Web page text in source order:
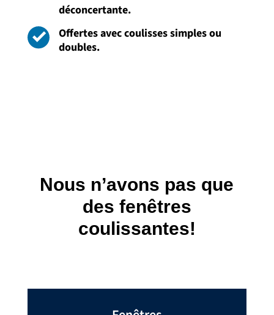
déconcertante.
Offertes avec coulisses simples ou
doubles.
Nous n’avons pas que
des fenêtres
coulissantes!